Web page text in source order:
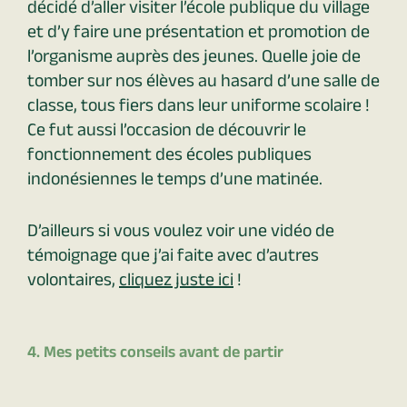
décidé d’aller visiter l’école publique du village
et d’y faire une présentation et promotion de
l’organisme auprès des jeunes. Quelle joie de
tomber sur nos élèves au hasard d’une salle de
classe, tous fiers dans leur uniforme scolaire !
Ce fut aussi l’occasion de découvrir le
fonctionnement des écoles publiques
indonésiennes le temps d’une matinée.
D’ailleurs si vous voulez voir une vidéo de
témoignage que j’ai faite avec d’autres
volontaires,cliquez juste ici!
4. Mes petits conseils avant de partir